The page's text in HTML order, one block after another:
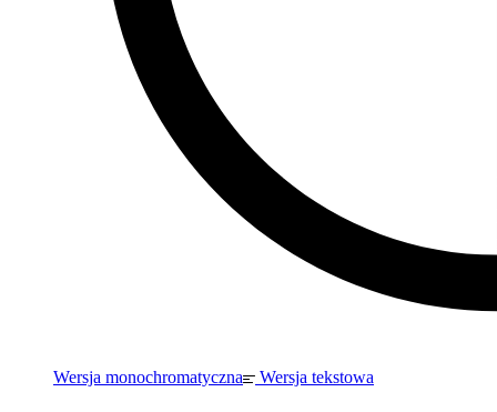
Wersja monochromatyczna Wersja tekstowa